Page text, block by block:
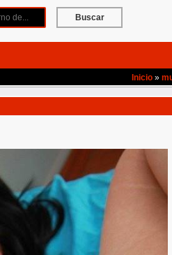
Buscar
Inicio »